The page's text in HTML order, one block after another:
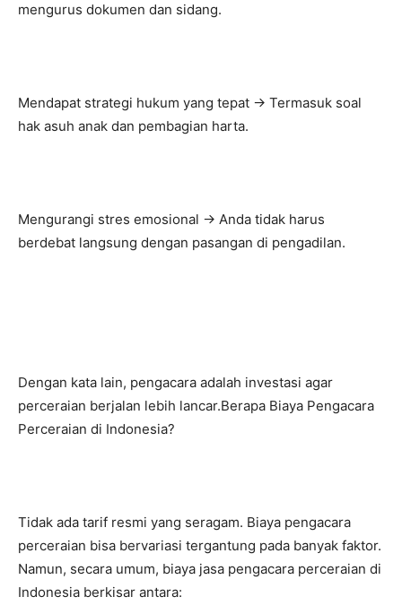
mengurus dokumen dan sidang.
Mendapat strategi hukum yang tepat → Termasuk soal
hak asuh anak dan pembagian harta.
Mengurangi stres emosional → Anda tidak harus
berdebat langsung dengan pasangan di pengadilan.
Dengan kata lain, pengacara adalah investasi agar
perceraian berjalan lebih lancar.Berapa Biaya Pengacara
Perceraian di Indonesia?
Tidak ada tarif resmi yang seragam. Biaya pengacara
perceraian bisa bervariasi tergantung pada banyak faktor.
Namun, secara umum, biaya jasa pengacara perceraian di
Indonesia berkisar antara: